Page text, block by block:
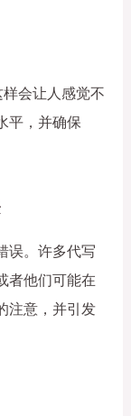
会让人感觉不
平，并确保
误。许多代写
者他们可能在
注意，并引发